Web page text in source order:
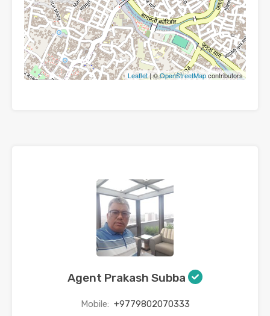
Leaflet | ©OpenStreetMapcontributors
Agent Prakash Subba
Mobile: +9779802070333